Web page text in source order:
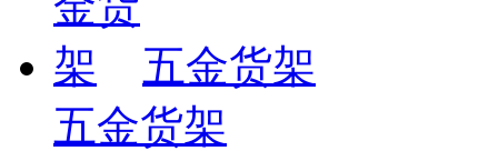
五金货架
五金货架